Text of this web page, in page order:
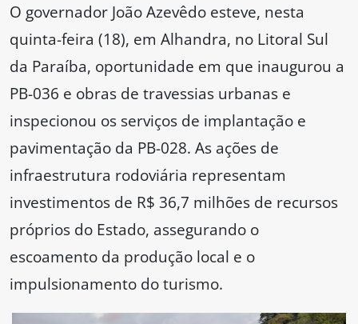
O governador João Azevêdo esteve, nesta
quinta-feira (18), em Alhandra, no Litoral Sul
da Paraíba, oportunidade em que inaugurou a
PB-036 e obras de travessias urbanas e
inspecionou os serviços de implantação e
pavimentação da PB-028. As ações de
infraestrutura rodoviária representam
investimentos de R$ 36,7 milhões de recursos
próprios do Estado, assegurando o
escoamento da produção local e o
impulsionamento do turismo.